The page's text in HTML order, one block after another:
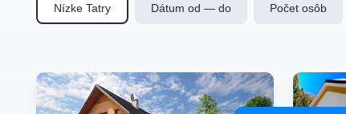
Nízke Tatry Dátum od — do Počet osôb